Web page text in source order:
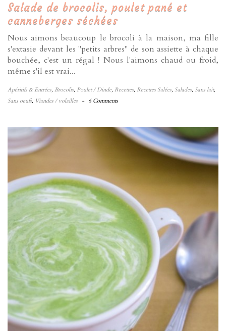
Salade de brocolis, poulet pané et
canneberges séchées
Nous aimons beaucoup le brocoli à la maison, ma fille
s'extasie devant les "petits arbres" de son assiette à chaque
bouchée, c'est un régal ! Nous l'aimons chaud ou froid,
même s'il est vrai...
Apéritifs & Entrées, Brocolis, Poulet / Dinde, Recettes, Recettes Salées, Salades, Sans lait,
Sans oeufs, Viandes / volailles - 6 Comments